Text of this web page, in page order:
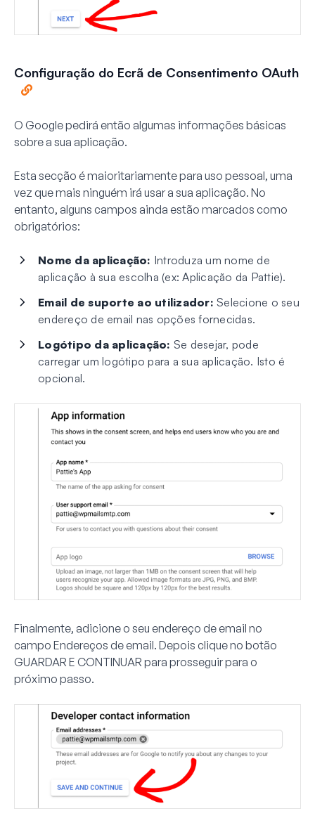
Configuração do Ecrã de Consentimento OAuth
O Google pedirá então algumas informações básicas
sobre a sua aplicação.
Esta secção é maioritariamente para uso pessoal, uma
vez que mais ninguém irá usar a sua aplicação. No
entanto, alguns campos ainda estão marcados como
obrigatórios:
Nome da aplicação: Introduza um nome de
aplicação à sua escolha (ex: Aplicação da Pattie).
Email de suporte ao utilizador: Selecione o seu
endereço de email nas opções fornecidas.
Logótipo da aplicação: Se desejar, pode
carregar um logótipo para a sua aplicação. Isto é
opcional.
Finalmente, adicione o seu endereço de email no
campo Endereços de email. Depois clique no botão
GUARDAR E CONTINUAR para prosseguir para o
próximo passo.